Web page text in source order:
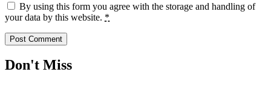
By using this form you agree with the storage and handling of
your data by this website. *
Don't Miss